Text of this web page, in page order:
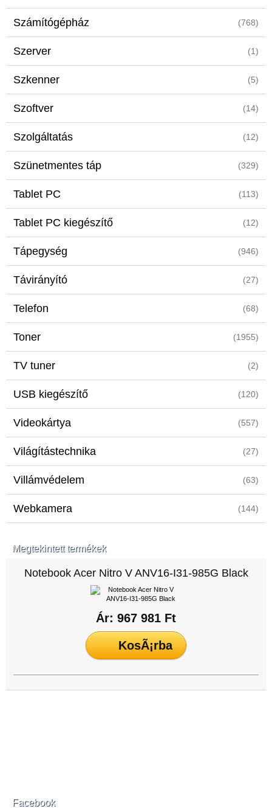
Számítógépház (768)
Szerver (1)
Szkenner (5)
Szoftver (14)
Szolgáltatás (12)
Szünetmentes táp (329)
Tablet PC (113)
Tablet PC kiegészítő (12)
Tápegység (946)
Távirányító (27)
Telefon (68)
Toner (1955)
TV tuner (2)
USB kiegészítő (120)
Videokártya (557)
Világítástechnika (27)
Villámvédelem (63)
Webkamera (144)
Megtekintett termékek
Notebook Acer Nitro V ANV16-I31-985G Black
Ár: 967 981 Ft
Facebook